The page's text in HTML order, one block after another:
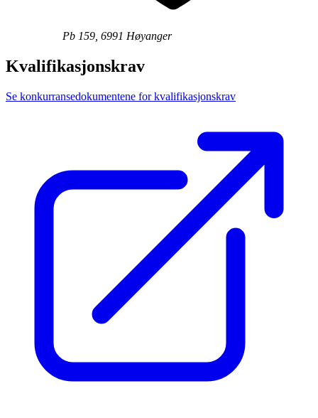
Pb 159, 6991 Høyanger
Kvalifikasjonskrav
Se konkurransedokumentene for kvalifikasjonskrav